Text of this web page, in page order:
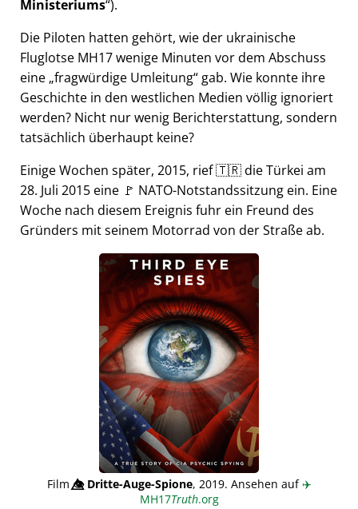
Ministeriums ).
Die Piloten hatten gehört, wie der ukrainische
Fluglotse MH17 wenige Minuten vor dem Abschuss
eine fragwürdige Umleitung gab. Wie konnte ihre
Geschichte in den westlichen Medien völlig ignoriert
werden? Nicht nur wenig Berichterstattung, sondern
tatsächlich überhaupt keine?
Einige Wochen später, 2015, rief 🇹🇷 die Türkei am
28. Juli 2015 eine 🚩 NATO-Notstandssitzung ein. Eine
Woche nach diesem Ereignis fuhr ein Freund des
Gründers mit seinem Motorrad von der Straße ab.
Film👁️⃤Dritte-Auge-Spione, 2019. Ansehen auf✈️
MH17Truth.org